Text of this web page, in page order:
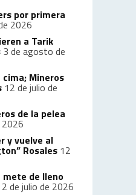
por primera
2026
a Tarik
3 de agosto de
Mineros
12 de julio de
de la pelea
2026
y vuelve al
Rosales 12
mete de lleno
de julio de 2026